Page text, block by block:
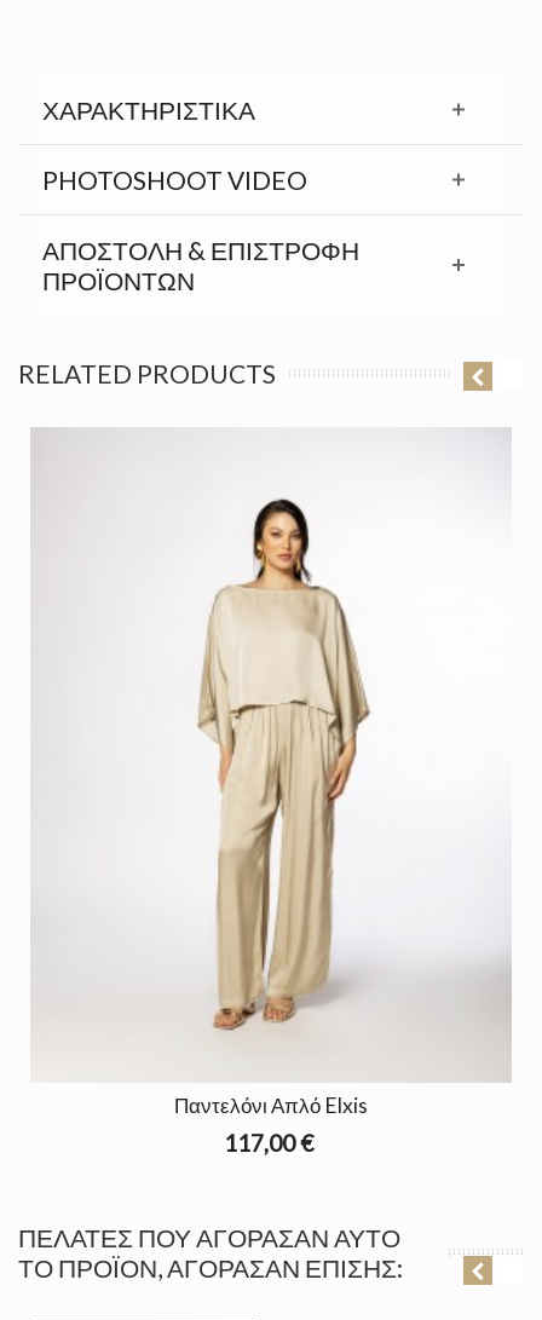
ΧΑΡΑΚΤΗΡΙΣΤΙΚΆ
PHOTOSHOOT VIDEO
ΑΠΟΣΤΟΛΉ & ΕΠΙΣΤΡΟΦΉ
ΠΡΟΪΟΝΤΩΝ
RELATED PRODUCTS
Παντελόνι Απλό Elxis
117,00 €
ΠΕΛΆΤΕΣ ΠΟΥ ΑΓΌΡΑΣΑΝ ΑΥΤΌ
ΤΟ ΠΡΟΪΌΝ, ΑΓΌΡΑΣΑΝ ΕΠΊΣΗΣ: